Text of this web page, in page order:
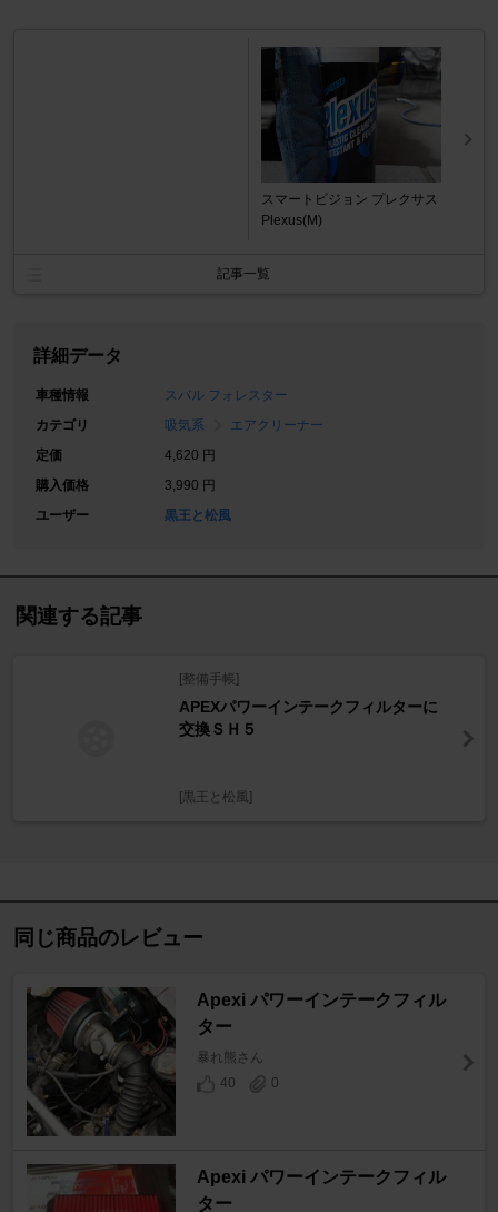
スマートビジョン プレクサス
Plexus(M)
記事一覧
詳細データ
車種情報
スバル フォレスター
カテゴリ
吸気系
エアクリーナー
定価
4,620 円
購入価格
3,990 円
ユーザー
黒王と松風
関連する記事
[整備手帳]
APEXパワーインテークフィルターに
交換ＳＨ５
[黒王と松風]
同じ商品のレビュー
Apexi パワーインテークフィル
ター
暴れ熊さん
40
0
Apexi パワーインテークフィル
ター